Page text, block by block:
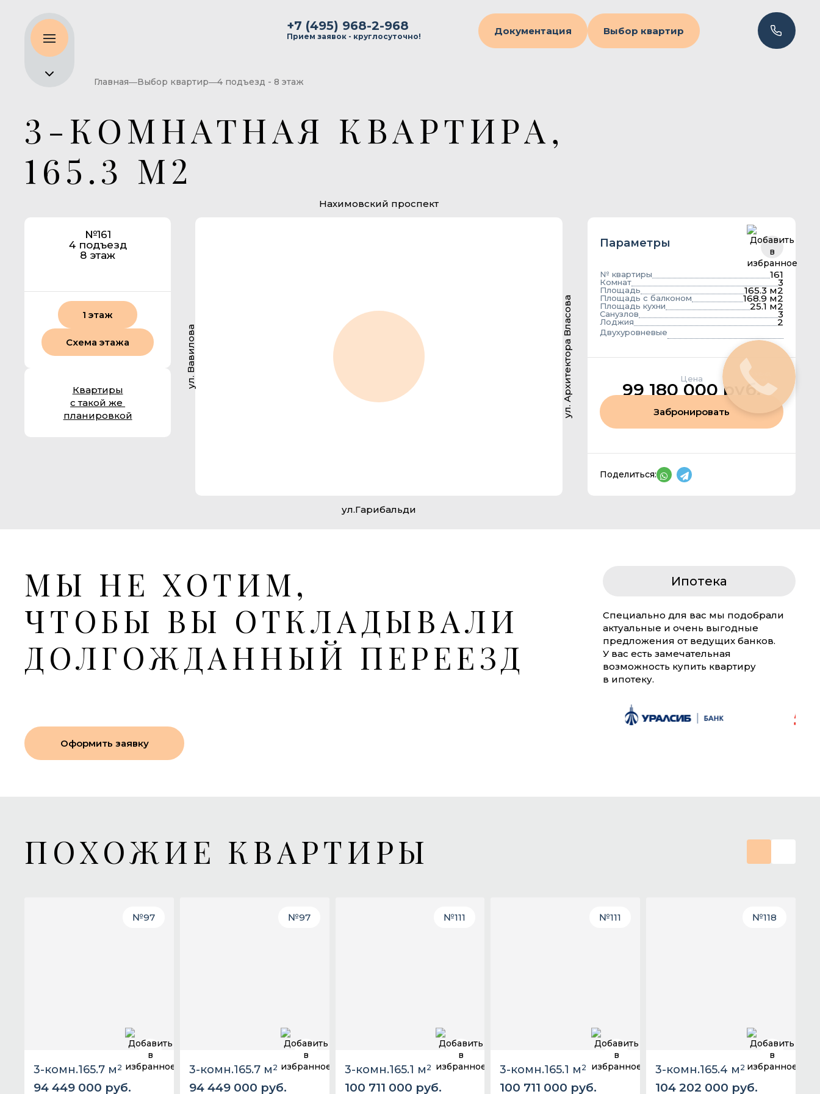
+7 (495) 968-2-968
Прием заявок - круглосуточно! Документация Выбор квартир
Главная Выбор квартир 4 подъезд - 8 этаж
3-КОМНАТНАЯ КВАРТИРА,
165.3 М2
№161
4 подъезд
8 этаж
1 этаж
Схема этажа
Квартиры
с такой же
планировкой
ул. Вавилова
Нахимовский проспект
ул.Гарибальди
ул. Архитектора Власова
Параметры
№ квартиры 161
Комнат 3
Площадь 165.3 м2
Площадь с балконом 168.9 м2
Площадь кухни 25.1 м2
Санузлов 3
Лоджия 2
Двухуровневые
Цена
99 180 000 руб.
Забронировать
Поделиться:
МЫ НЕ ХОТИМ,
ЧТОБЫ ВЫ ОТКЛАДЫВАЛИ
ДОЛГОЖДАННЫЙ ПЕРЕЕЗД
Ипотека
Специально для вас мы подобрали
актуальные и очень выгодные
предложения от ведущих банков.
У вас есть замечательная
возможность купить квартиру
в ипотеку.
Оформить заявку
ПОХОЖИЕ КВАРТИРЫ
№97
3-комн.165.7 м 2
94 449 000 руб.
№97
3-комн.165.7 м 2
94 449 000 руб.
№111
3-комн.165.1 м 2
100 711 000 руб.
№111
3-комн.165.1 м 2
100 711 000 руб.
№118
3-комн.165.4 м 2
104 202 000 руб.
Закажите
звонок